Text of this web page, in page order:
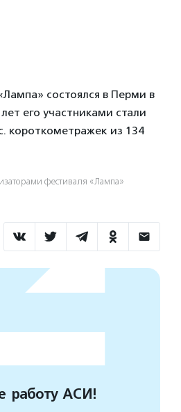
состоялся в Перми в
его участниками стали
короткометражек из 134
фестиваля «Лампа»
работу АСИ!